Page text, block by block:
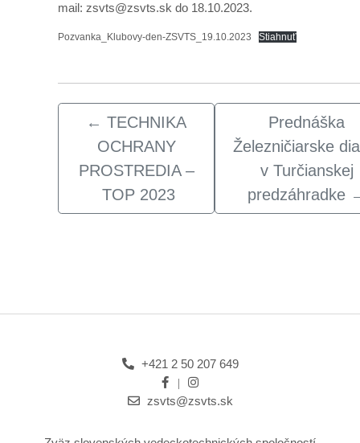
mail: zsvts@zsvts.sk do 18.10.2023.
Pozvanka_Klubovy-den-ZSVTS_19.10.2023 Stiahnuť
← TECHNIKA
OCHRANY
PROSTREDIA –
TOP 2023
Prednáška
Železničiarske
v Turčianskej
predzáhradke
+421 2 50 207 649
zsvts@zsvts.sk